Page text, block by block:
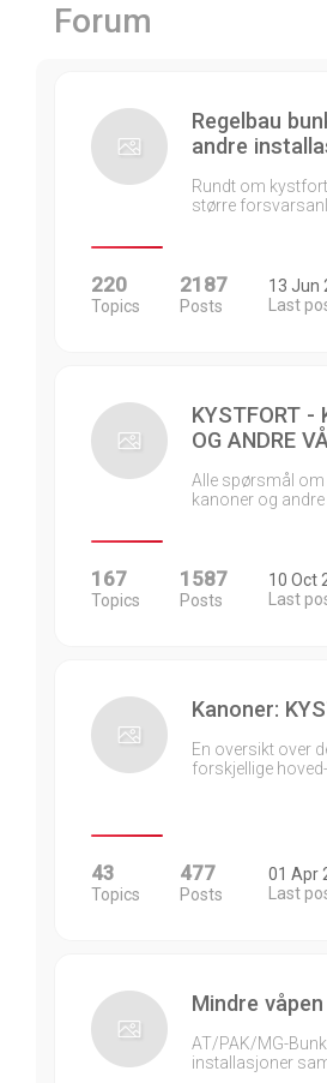
Forum
Regelbau
andre
Rundt om
større
220
Topics
2187
Posts
13 Jun
Last
KYSTFORT -
OG ANDRE
Alle spørsmål
kanoner og andre
167
Topics
1587
Posts
10 Oct
Last
Kanoner:
En oversikt over
forskjellige
43
Topics
477
Posts
01 Apr
Last
Mindre
AT/PAK/MG-
installasjoner